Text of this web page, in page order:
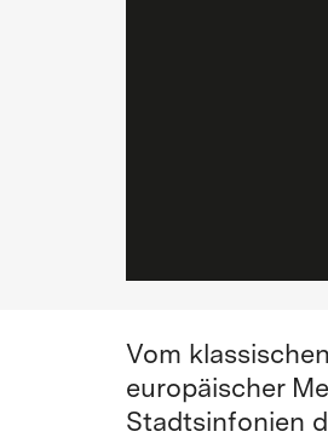
Vom
europäischer
Stadtsinfonien